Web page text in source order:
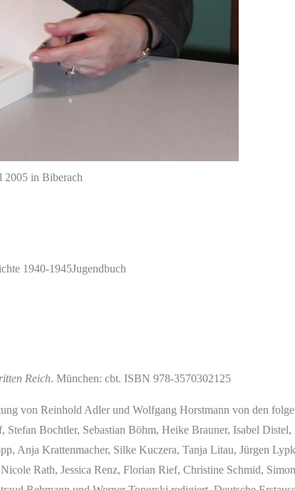
2005 in Biberach
1940-1945Jugendbuch
Reich. München: cbt. ISBN 978-3570302125
von Reinhold Adler und Wolfgang Horstmann von den
Bochtler, Sebastian Böhm, Heike Brauner, Isabel
Anja Krattenmacher, Silke Kuczera, Tanja Litau, Jürgen
Rath, Jessica Renz, Florian Rief, Christine Schmid,